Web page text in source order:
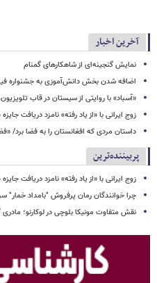
آخرین اخبار
نمایش گنجینه‌ای از شاهکارهای گمنام
اضافه شدن بخش دانش‌آموزی به جشنواره
«آسباد» با روایتی از سیستان در قاب تلویزیون
زوج ایرانی با «از یاد رفته» نامزد دریافت
داستان مردی که افغانستان را به فضا برد/
پربیننده‌ترین
زوج ایرانی با «از یاد رفته» نامزد دریافت
چرا خوانندگان رمان پرفروش "بامداد خمار"
نقش متفاوت مونیکا بلوچی در لوکارنو؛